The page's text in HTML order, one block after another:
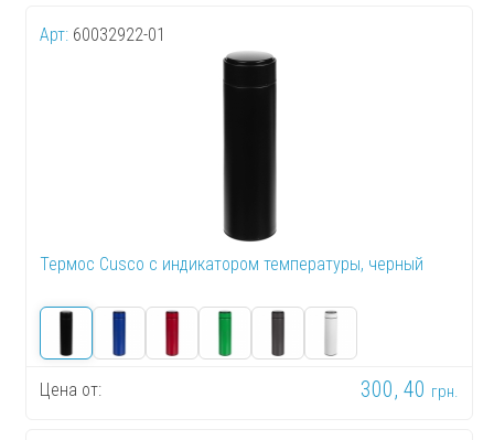
Арт: 60032922-01
Термос Cusco с индикатором температуры, черный
Цена от: 300, 40 грн.